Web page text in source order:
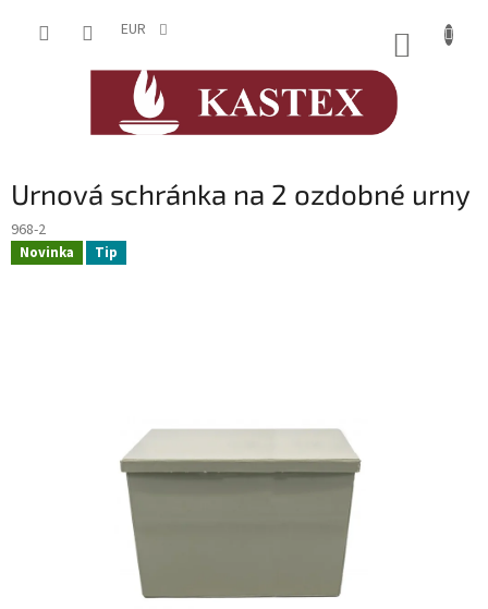
EUR
Urnová schránka na 2 ozdobné urny
968-2
Novinka Tip